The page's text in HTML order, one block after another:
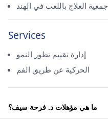
جمعية العلاج باللعب في الهند
Services
إدارة تقييم تطور النمو
الحركية عن طريق الفم
ما هي مؤهلات د. فرحة سيف؟